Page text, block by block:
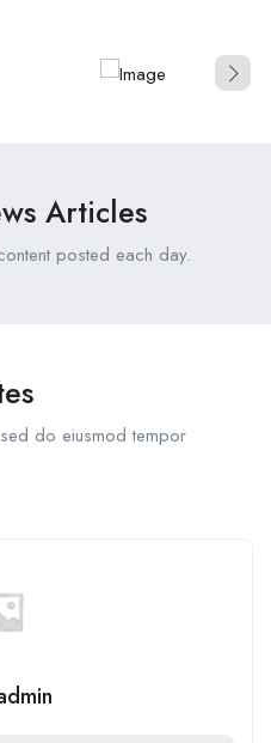
Articles
posted each day.
do eiusmod tempor